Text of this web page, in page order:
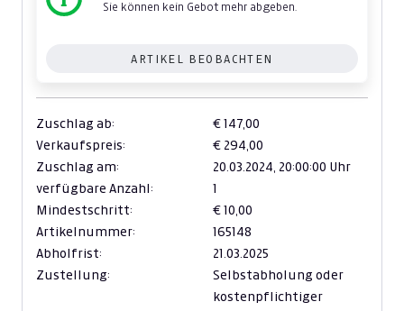
Sie können kein Gebot mehr abgeben.
ARTIKEL BEOBACHTEN
Zuschlag ab:
€ 147,00
Verkaufspreis:
€ 294,00
Zuschlag am:
20.03.2024, 20:00:00 Uhr
verfügbare Anzahl:
1
Mindestschritt:
€ 10,00
Artikelnummer:
165148
Abholfrist:
21.03.2025
Zustellung:
Selbstabholung oder
kostenpflichtiger